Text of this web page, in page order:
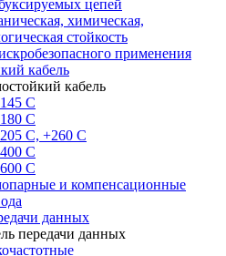
цепей
химическая,
стойкость
применения
кабель
кабель
С
C
С, +260 С
C
С
и компенсационные
данных
передачи данных